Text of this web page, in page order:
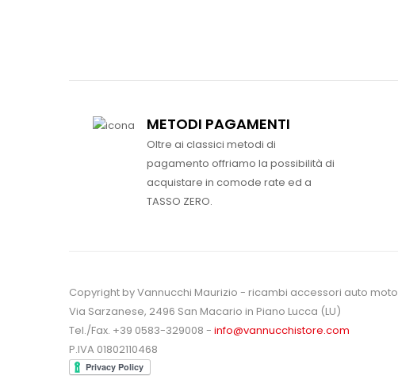
METODI PAGAMENTI
Oltre ai classici metodi di
pagamento offriamo la possibilità di
acquistare in comode rate ed a
TASSO ZERO.
Copyright by Vannucchi Maurizio - ricambi accessori auto moto
Via Sarzanese, 2496 San Macario in Piano Lucca (LU)
Tel./Fax. +39 0583-329008 - info@vannucchistore.com
P.IVA 01802110468